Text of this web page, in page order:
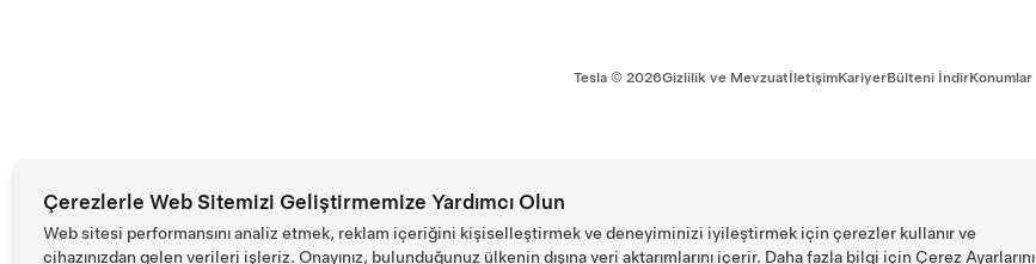
Tesla © 2026Gizlilik ve MevzuatİletişimKariyerBülteni İndirKonumlar
Çerezlerle Web Sitemizi Geliştirmemize Yardımcı Olun
Web sitesi performansını analiz etmek, reklam içeriğini kişiselleştirmek ve deneyiminizi iyileştirmek için çerezler kullanır ve
cihazınızdan gelen verileri işleriz. Onayınız, bulunduğunuz ülkenin dışına veri aktarımlarını içerir. Daha fazla bilgi için Çerez Ayarlarını